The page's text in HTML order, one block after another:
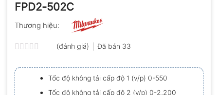
FPD2-502C
Thương hiệu:
xếp
hạng
0.0
5
(đánh giá) Đã bán 33
Tốc độ không tải cấp độ 1 (v/p) 0-550
Tốc độ không tải cấp độ 2 (v/p) 0-2,200